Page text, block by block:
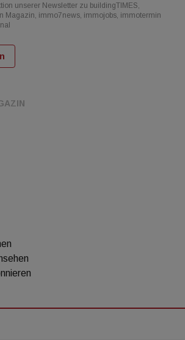
unserer Newsletter zu buildingTIMES,
Magazin, immo7news, immojobs, immotermin